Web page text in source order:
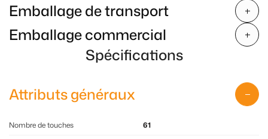
Emballage de transport
Emballage commercial
Spécifications
Attributs généraux
Nombre de touches
61